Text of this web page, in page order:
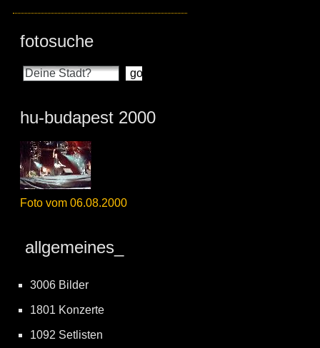
fotosuche
hu-budapest 2000
Foto vom 06.08.2000
allgemeines_
3006 Bilder
1801 Konzerte
1092 Setlisten